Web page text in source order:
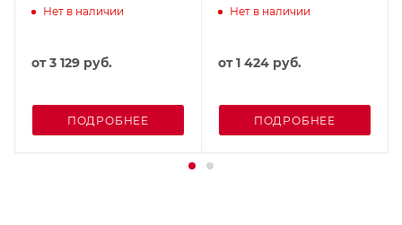
Нет в наличии
от3 129 руб.
ПОДРОБНЕЕ
Нет в наличии
от1 424 руб.
ПОДРОБНЕЕ